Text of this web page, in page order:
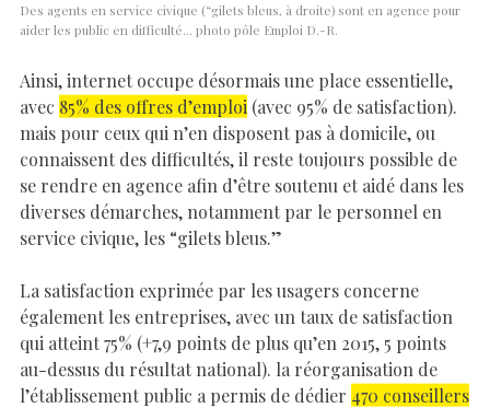
Des agents en service civique (“gilets bleus, à droite) sont en agence pour
aider les public en difficulté… photo pôle Emploi D.-R.
Ainsi, internet occupe désormais une place essentielle,
avec 85% des offres d’emploi (avec 95% de satisfaction).
mais pour ceux qui n’en disposent pas à domicile, ou
connaissent des difficultés, il reste toujours possible de
se rendre en agence afin d’être soutenu et aidé dans les
diverses démarches, notamment par le personnel en
service civique, les “gilets bleus.”
La satisfaction exprimée par les usagers concerne
également les entreprises, avec un taux de satisfaction
qui atteint 75% (+7,9 points de plus qu’en 2015, 5 points
au-dessus du résultat national). la réorganisation de
l’établissement public a permis de dédier 470 conseillers